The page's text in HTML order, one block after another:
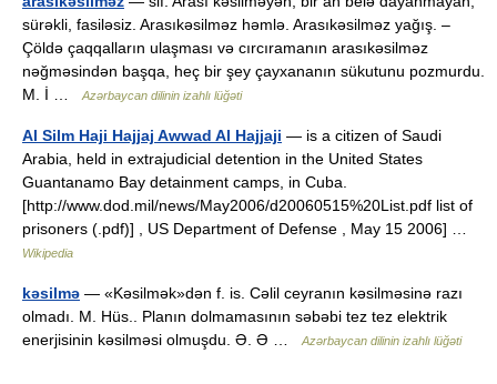
sürəkli, fasiləsiz. Arasıkəsilməz həmlə. Arasıkəsilməz yağış. –
Çöldə çaqqalların ulaşması və cırcıramanın arasıkəsilməz
nəğməsindən başqa, heç bir şey çayxananın sükutunu pozmurdu.
M. İ …
Azərbaycan dilinin izahlı lüğəti
Al Silm Haji Hajjaj Awwad Al Hajjaji — is a citizen of Saudi
Arabia, held in extrajudicial detention in the United States
Guantanamo Bay detainment camps, in Cuba.
[http://www.dod.mil/news/May2006/d20060515%20List.pdf list of
prisoners (.pdf)] , US Department of Defense , May 15 2006] …
Wikipedia
kəsilmə — «Kəsilmək»dən f. is. Cəlil ceyranın kəsilməsinə razı
olmadı. M. Hüs.. Planın dolmamasının səbəbi tez tez elektrik
enerjisinin kəsilməsi olmuşdu. Ə. Ə …
Azərbaycan dilinin izahlı lüğəti